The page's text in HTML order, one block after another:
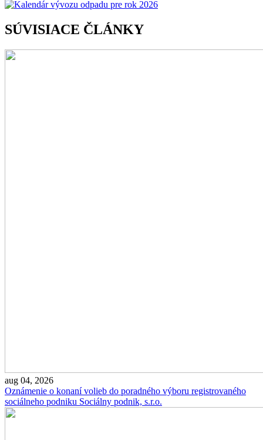
SÚVISIACE ČLÁNKY
aug 04, 2026
Oznámenie o konaní volieb do poradného výboru registrovaného
sociálneho podniku Sociálny podnik, s.r.o.